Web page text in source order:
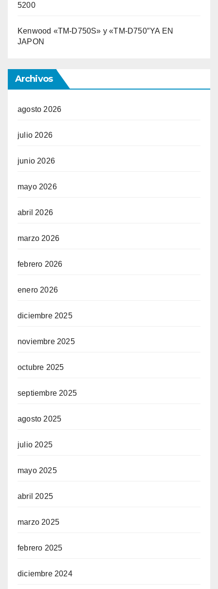
5200
Kenwood «TM-D750S» y «TM-D750″YA EN
JAPON
Archivos
agosto 2026
julio 2026
junio 2026
mayo 2026
abril 2026
marzo 2026
febrero 2026
enero 2026
diciembre 2025
noviembre 2025
octubre 2025
septiembre 2025
agosto 2025
julio 2025
mayo 2025
abril 2025
marzo 2025
febrero 2025
diciembre 2024